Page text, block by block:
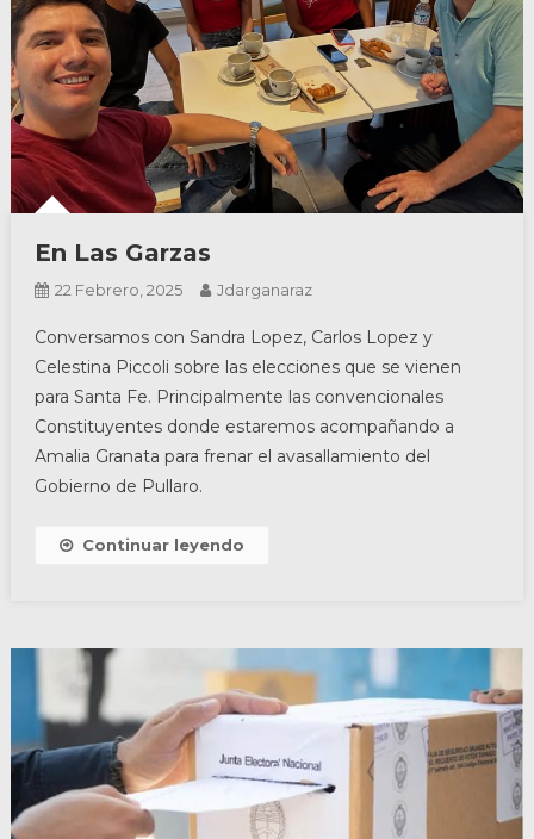
En Las Garzas
22 Febrero, 2025 Jdarganaraz
Conversamos con Sandra Lopez, Carlos Lopez y
Celestina Piccoli sobre las elecciones que se vienen
para Santa Fe. Principalmente las convencionales
Constituyentes donde estaremos acompañando a
Amalia Granata para frenar el avasallamiento del
Gobierno de Pullaro.
Continuar leyendo